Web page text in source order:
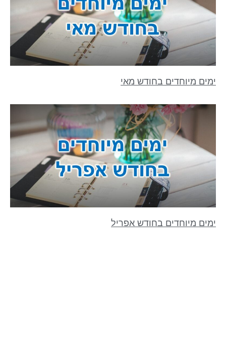
ימים מיוחדים בחודש מאי
ימים מיוחדים בחודש אפריל